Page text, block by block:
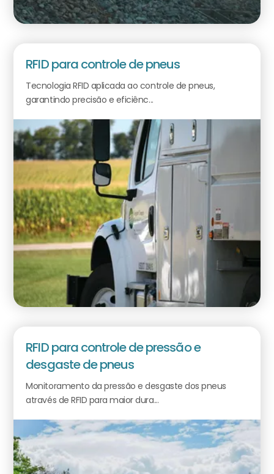
RFID para controle de pneus
Tecnologia RFID aplicada ao controle de pneus,
garantindo precisão e eficiênc...
RFID para controle de pressão e
desgaste de pneus
Monitoramento da pressão e desgaste dos pneus
através de RFID para maior dura...